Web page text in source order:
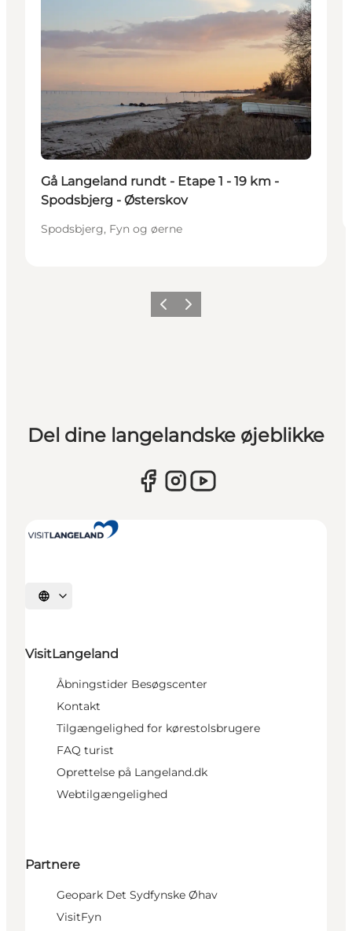
Gå Langeland rundt - Etape 1 - 19 km -
Spodsbjerg - Østerskov
Spodsbjerg, Fyn og øerne
ForrigeNæste
Del dine langelandske øjeblikke
Vælg sprog
VisitLangeland
Åbningstider Besøgscenter
Kontakt
Tilgængelighed for kørestolsbrugere
FAQ turist
Oprettelse på Langeland.dk
Webtilgængelighed
Partnere
Geopark Det Sydfynske Øhav
VisitFyn